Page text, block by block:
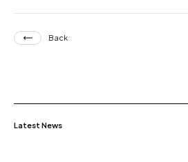
Back
Latest News